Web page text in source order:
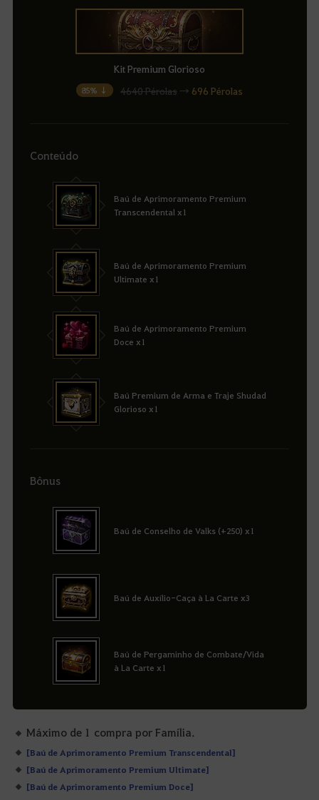
Kit Premium Glorioso
85% ↓ 4640 Pérolas→ 696 Pérolas
Conteúdo
Baú de Aprimoramento Premium
Transcendental x1
Baú de Aprimoramento Premium
Ultimate x1
Baú de Aprimoramento Premium
Doce x1
Baú Premium de Arma e Traje Shudad
Glorioso x1
Bônus
Baú de Conselho de Valks (+250) x1
Baú de Auxílio-Caça à La Carte x3
Baú de Pergaminho de Combate/Vida
à La Carte x1
Máximo de 1 compra por Família.
[Baú de Aprimoramento Premium Transcendental]
[Baú de Aprimoramento Premium Ultimate]
[Baú de Aprimoramento Premium Doce]